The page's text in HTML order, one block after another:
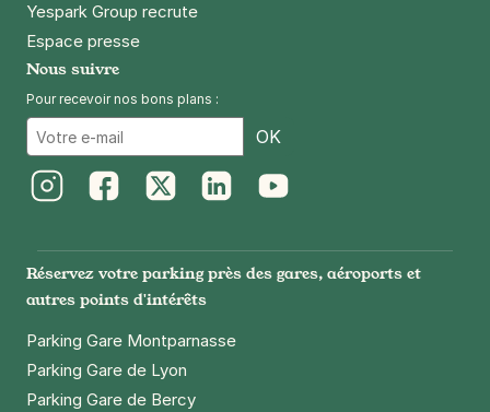
Yespark Group recrute
Espace presse
Nous suivre
Pour recevoir nos bons plans :
OK
Réservez votre parking près des gares, aéroports et
autres points d'intérêts
Parking Gare Montparnasse
Parking Gare de Lyon
Parking Gare de Bercy